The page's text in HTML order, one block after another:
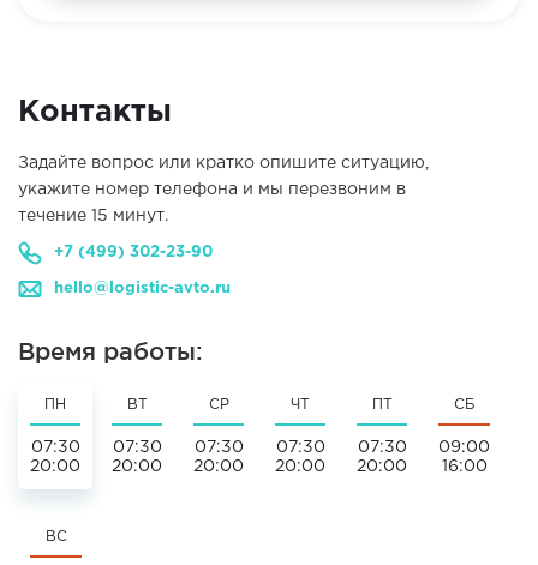
Контакты
Задайте вопрос или кратко опишите ситуацию,
укажите номер телефона и мы перезвоним в
течение 15 минут.
+7 (499) 302-23-90
hello@logistic-avto.ru
Время работы:
ПН
07:30
20:00
ВТ
07:30
20:00
СР
07:30
20:00
ЧТ
07:30
20:00
07:30
20:00
СБ
09:00
16:00
ВС